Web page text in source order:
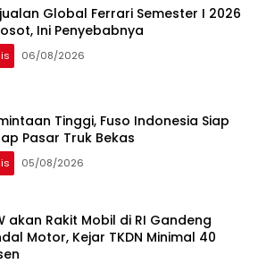
Global Ferrari Semester I 2026
Ini Penyebabnya
06/08/2026
Tinggi, Fuso Indonesia Siap
Pasar Truk Bekas
05/08/2026
akan Rakit Mobil di RI Gandeng
Motor, Kejar TKDN Minimal 40